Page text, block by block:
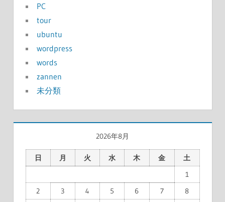
PC
tour
ubuntu
wordpress
words
zannen
未分類
2026年8月
日 月 火 水 木 金
土
1
2
3 4 5 6 7
8